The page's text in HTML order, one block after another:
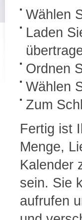
Wählen
Laden
Ordnen
Wählen
Zum
Fertig ist
Menge,
Kalender
sein. Sie
aufrufen